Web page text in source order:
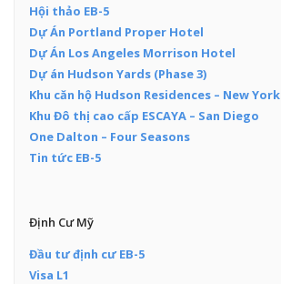
Hội thảo EB-5
Dự Án Portland Proper Hotel
Dự Án Los Angeles Morrison Hotel
Dự án Hudson Yards (Phase 3)
Khu căn hộ Hudson Residences – New York
Khu Đô thị cao cấp ESCAYA – San Diego
One Dalton – Four Seasons
Tin tức EB-5
Định Cư Mỹ
Đầu tư định cư EB-5
Visa L1